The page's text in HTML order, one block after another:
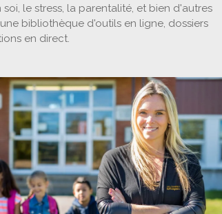
le stress, la parentalité, et bien d'autres
bibliothèque d'outils en ligne, dossiers
en direct.